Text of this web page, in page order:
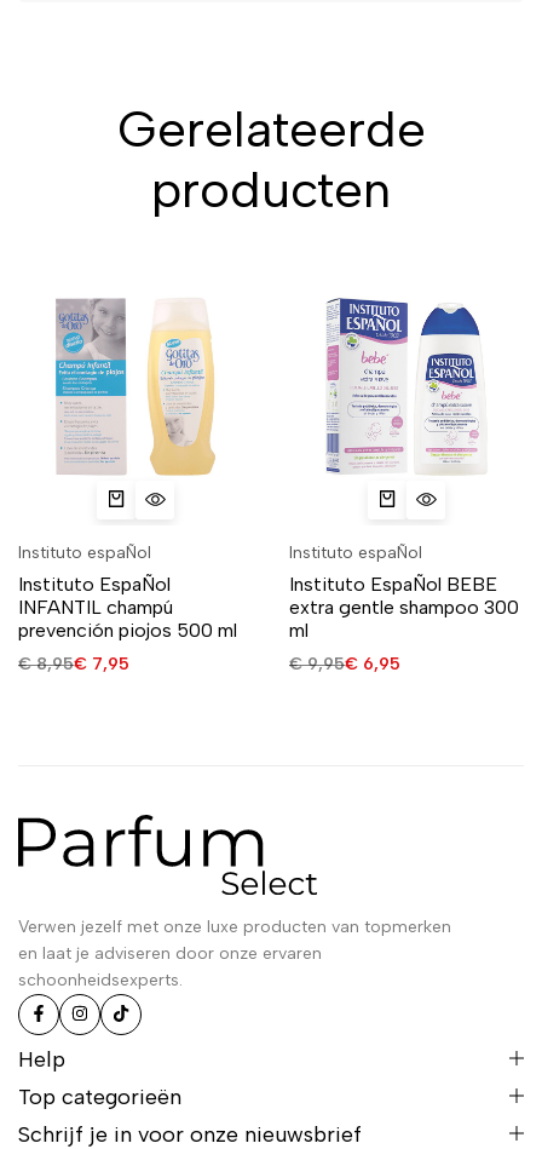
Gerelateerde
producten
Instituto espaÑol
Instituto EspaÑol
INFANTIL champú
prevención piojos 500 ml
€8,95€ 7,95
Instituto espaÑol
Instituto EspaÑol BEBE
extra gentle shampoo 300
ml
€9,95€ 6,95
Verwen jezelf met onze luxe producten van topmerken
en laat je adviseren door onze ervaren
schoonheidsexperts.
Help
Top categorieën
Schrijf je in voor onze nieuwsbrief